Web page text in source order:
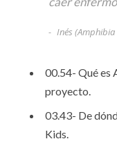
Inés (Amphibia
00.54- Qué es
proyecto.
03.43- De
Kids.